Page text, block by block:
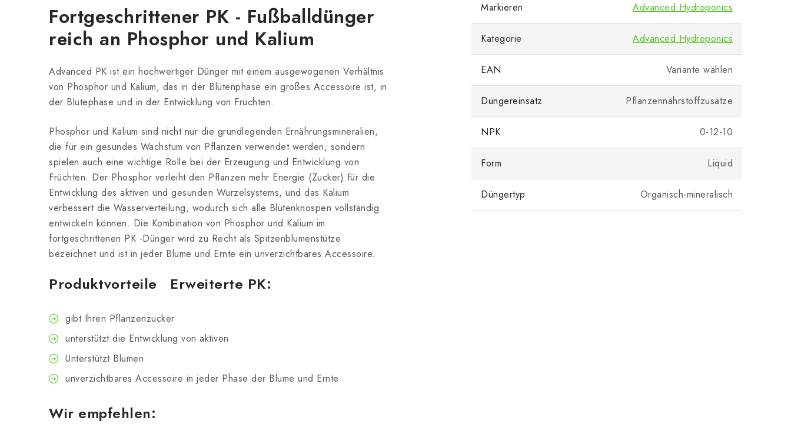
Fortgeschrittener PK - Fußballdünger
reich an Phosphor und Kalium
Advanced PK ist ein hochwertiger Dünger mit einem ausgewogenen Verhältnis
von Phosphor und Kalium, das in der Blütenphase ein großes Accessoire ist, in
der Blütephase und in der Entwicklung von Früchten.
Phosphor und Kalium sind nicht nur die grundlegenden Ernährungsmineralien,
die für ein gesundes Wachstum von Pflanzen verwendet werden, sondern
spielen auch eine wichtige Rolle bei der Erzeugung und Entwicklung von
Früchten. Der Phosphor verleiht den Pflanzen mehr Energie (Zucker) für die
Entwicklung des aktiven und gesunden Wurzelsystems, und das Kalium
verbessert die Wasserverteilung, wodurch sich alle Blütenknospen vollständig
entwickeln können. Die Kombination von Phosphor und Kalium im
fortgeschrittenen PK -Dünger wird zu Recht als Spitzenblumenstütze
bezeichnet und ist in jeder Blume und Ernte ein unverzichtbares Accessoire.
Produktvorteile Erweiterte PK:
gibt Ihren Pflanzenzucker
unterstützt die Entwicklung von aktiven
Unterstützt Blumen
unverzichtbares Accessoire in jeder Phase der Blume und Ernte
Wir empfehlen:
Markieren Advanced Hydroponics
Kategorie Advanced Hydroponics
EAN Variante wählen
Düngereinsatz Pflanzennährstoffzusätze
NPK 0-12-10
Form Liquid
Düngertyp Organisch-mineralisch